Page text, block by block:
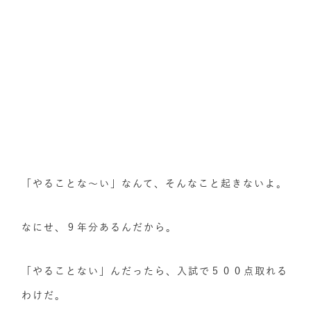
「やることな～い」なんて、そんなこと起きないよ。
なにせ、９年分あるんだから。
「やることない」んだったら、入試で５００点取れる
わけだ。